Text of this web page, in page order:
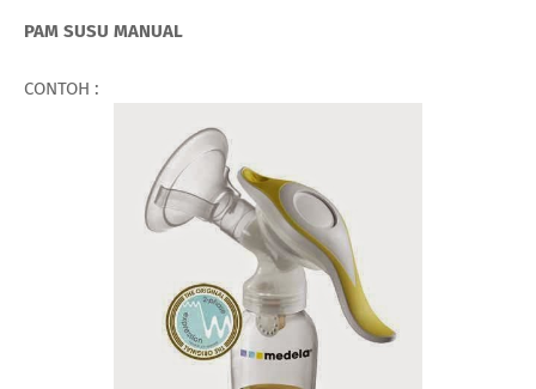
PAM SUSU MANUAL
CONTOH :